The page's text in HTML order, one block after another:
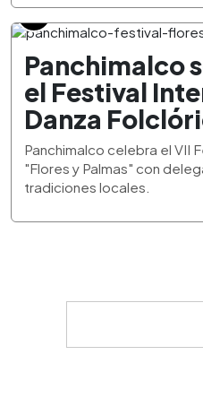
Panchimalco
el Festival
Danza
Panchimalco celebra el VII
"Flores y Palmas" con
tradiciones locales.